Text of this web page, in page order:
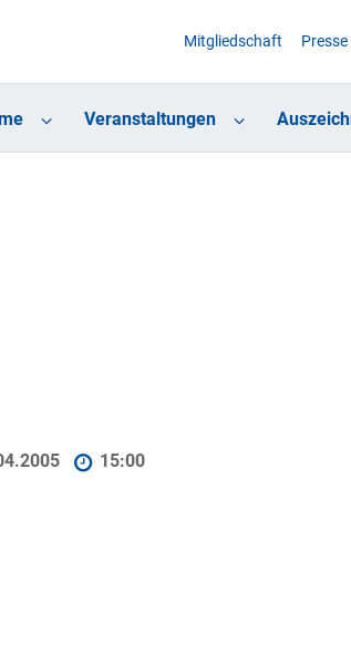
Mitgliedschaft Presse
Veranstaltungen
15:00